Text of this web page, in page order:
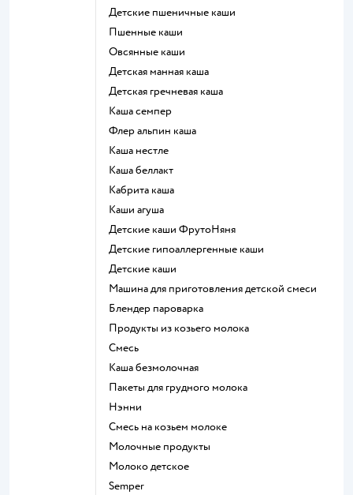
Детские пшеничные каши
Пшенные каши
овсянные каши
детская манная каша
детская гречневая каша
каша семпер
флер альпин каша
каша нестле
каша беллакт
кабрита каша
каши агуша
Детские каши ФрутоНяня
Детские гипоаллергенные каши
детские каши
машина для приготовления детской смеси
блендер пароварка
продукты из козьего молока
смесь
каша безмолочная
пакеты для грудного молока
нэнни
смесь на козьем молоке
молочные продукты
молоко детское
semper